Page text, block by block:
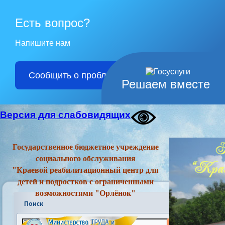
Решаем вместе
Есть вопрос?
Напишите нам
Сообщить о проблеме
Версия для слабовидящих
Государственное бюджетное учреждение
социального обслуживания
"Краевой реабилитационный центр для
детей и подростков с ограниченными
возможностями "Орлёнок"
Поиск